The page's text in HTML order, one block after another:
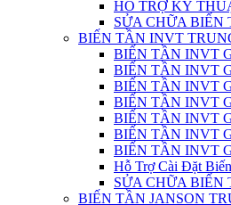
HỖ TRỢ KỸ
SỬA CHỮA BIẾN
BIẾN TẦN INVT
BIẾN TẦN INVT
BIẾN TẦN INVT
BIẾN TẦN INVT
BIẾN TẦN INVT
BIẾN TẦN INVT
BIẾN TẦN INVT
BIẾN TẦN INVT
Hỗ Trợ Cài Đặt
SỬA CHỮA BIẾN
BIẾN TẦN JANSON